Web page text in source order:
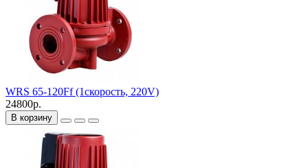
WRS 65-120Ff (1скорость, 220V)
24800р.
В корзину